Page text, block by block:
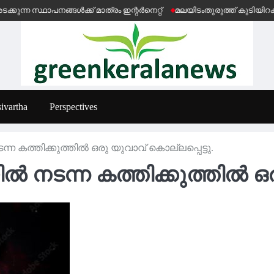
മാത്രം ഇന്റർനെറ്റ് മലയിടംതുരുത്ത് കുടിയിറക്കൽ
Perspectives
കത്തിക്കുത്തിൽ ഒരു യുവാവ് കൊല്ലപ്പെട്ടു.
നടന്ന കത്തിക്കുത്തിൽ